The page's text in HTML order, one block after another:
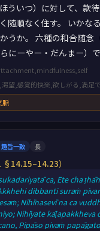
ういつ）に対して、款
随順なく住す。 いかな
うか。 六種の和合随念
にーやー・だんまー）で
望,感覚的快楽,欲しがる,満足
脈
趣旨一致 長
§14.15–14.23）
ca, Ete cha
dibbanti suraṁ
Nihīnasevī na ca
Nihīyate kāḷapakkheva
Pipāso pivaṁ